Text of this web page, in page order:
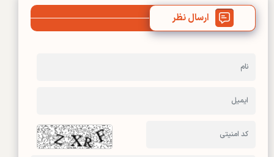
ارسال نظر